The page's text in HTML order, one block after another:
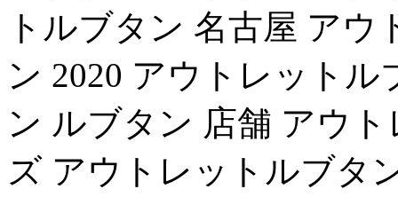
トルブタン 名古屋 ア
ン 2020 アウトレット
ン ルブタン 店舗 アウ
ズ アウトレットルブタ